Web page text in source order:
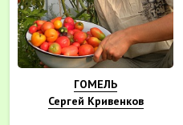
ГОМЕЛЬ
Сергей Кривенков